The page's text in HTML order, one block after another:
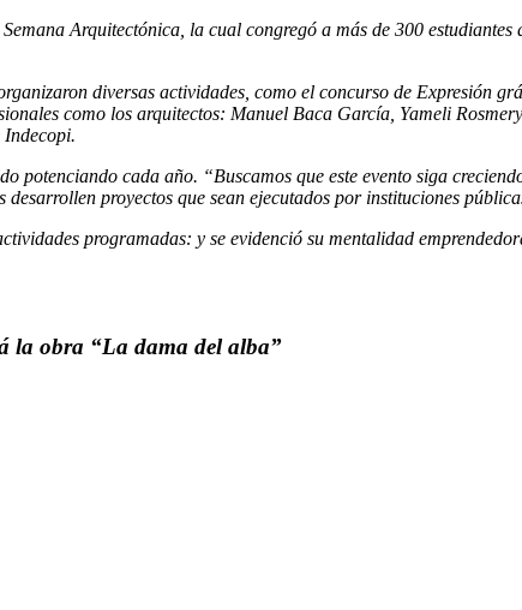
Arquitectónica, la cual congregó a más de 300
diversas actividades, como el concurso de Expresión
como los arquitectos: Manuel Baca García, Yameli
potenciando cada año. “Buscamos que este evento siga
proyectos que sean ejecutados por instituciones
programadas: y se evidenció su mentalidad
la obra “La dama del alba”